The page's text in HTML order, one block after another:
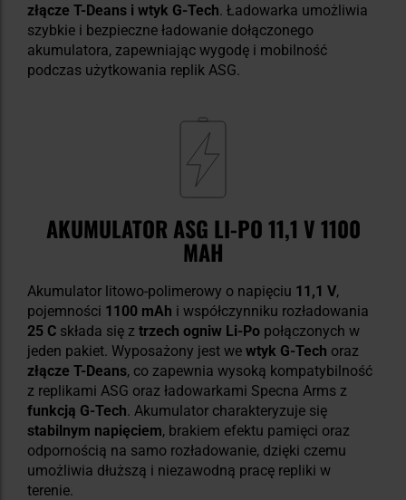
złącze T-Deans i wtyk G-Tech. Ładowarka umożliwia
szybkie i bezpieczne ładowanie dołączonego
akumulatora, zapewniając wygodę i mobilność
podczas użytkowania replik ASG.
AKUMULATOR ASG LI-PO 11,1 V 1100
MAH
Akumulator litowo-polimerowy o napięciu 11,1 V,
pojemności 1100 mAh i współczynniku rozładowania
25 C składa się z trzech ogniw Li-Po połączonych w
jeden pakiet. Wyposażony jest we wtyk G-Tech oraz
złącze T-Deans, co zapewnia wysoką kompatybilność
z replikami ASG oraz ładowarkami Specna Arms z
funkcją G-Tech. Akumulator charakteryzuje się
stabilnym napięciem, brakiem efektu pamięci oraz
odpornością na samo rozładowanie, dzięki czemu
umożliwia dłuższą i niezawodną pracę repliki w
terenie.